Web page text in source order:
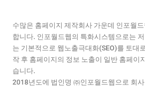
수많은 홈페이지 제작회사 가운데 인포월
합니다. 인포월드웹의 특화시스템으로는
는 기본적으로 웹노출극대화(SEO)를 토대
작 후 홈페이지의 정보 노출이 일반 홈페이
습니다.
2018년도에 법인명 ㈜인포월드웹으로 회